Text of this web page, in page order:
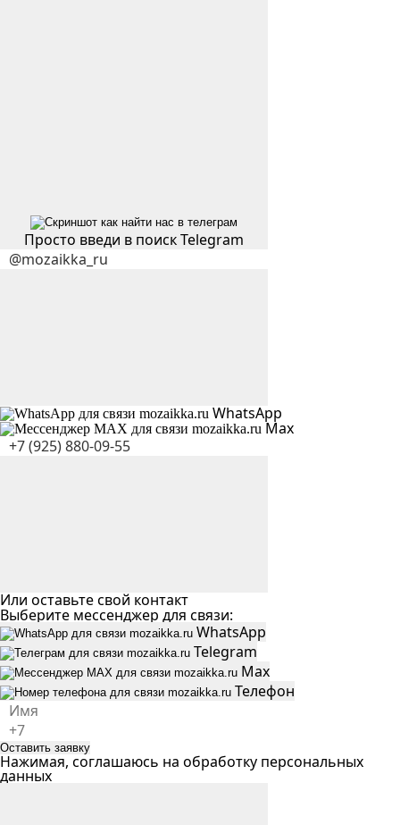
Просто введи в поиск Telegram
WhatsApp
Max
Или оставьте свой контакт
Выберите мессенджер для связи:
WhatsApp
Telegram
Max
Телефон
Оставить заявку
Нажимая, соглашаюсь на обработку персональных
данных